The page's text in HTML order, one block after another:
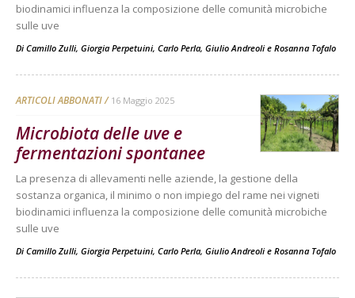
biodinamici influenza la composizione delle comunità microbiche
sulle uve
Di Camillo Zulli, Giorgia Perpetuini, Carlo Perla, Giulio Andreoli e Rosanna Tofalo
ARTICOLI ABBONATI 16 Maggio 2025
Microbiota delle uve e
fermentazioni spontanee
La presenza di allevamenti nelle aziende, la gestione della
sostanza organica, il minimo o non impiego del rame nei vigneti
biodinamici influenza la composizione delle comunità microbiche
sulle uve
Di Camillo Zulli, Giorgia Perpetuini, Carlo Perla, Giulio Andreoli e Rosanna Tofalo